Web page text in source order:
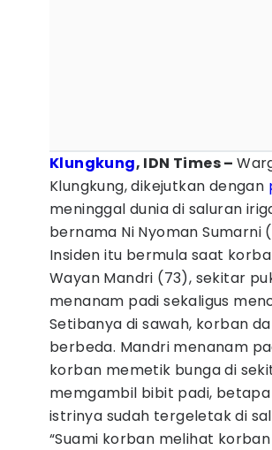
Klungkung, IDN Times –
Klungkung, dikejutkan dengan
meninggal dunia di saluran
bernama Ni Nyoman Sumarni
Insiden itu bermula saat
Wayan Mandri (73), sekitar
menanam padi sekaligus
Setibanya di sawah, korban
berbeda. Mandri menanam
korban memetik bunga di
memgambil bibit padi,
istrinya sudah tergeletak di
“Suami korban melihat